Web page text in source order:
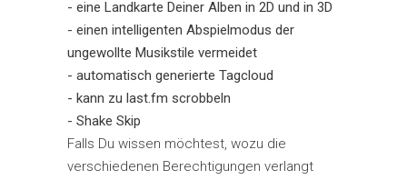
- eine Landkarte Deiner Alben in 2D und in 3D
- einen intelligenten Abspielmodus der
ungewollte Musikstile vermeidet
- automatisch generierte Tagcloud
- kann zu last.fm scrobbeln
- Shake Skip
Falls Du wissen möchtest, wozu die
verschiedenen Berechtigungen verlangt